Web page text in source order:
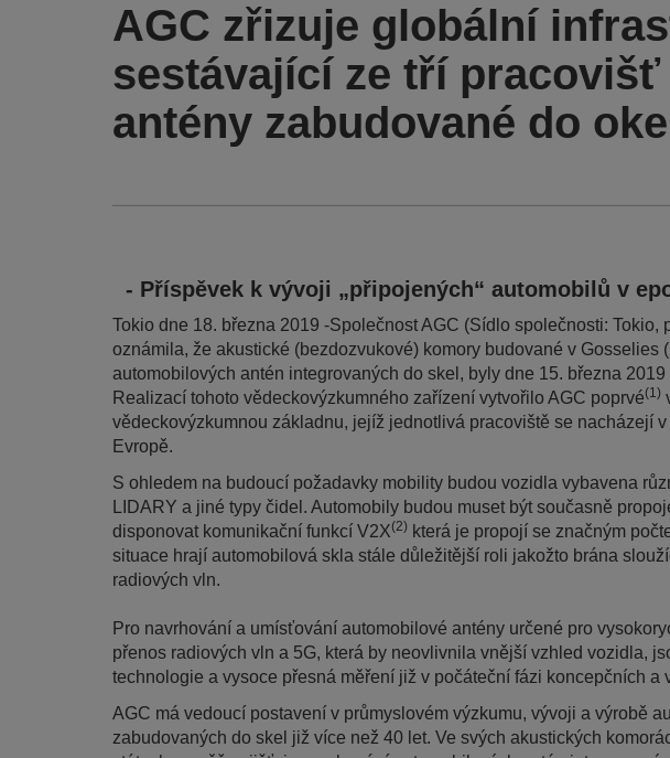
AGC zřizuje globální
sestávající ze tří
antény zabudované do
- Příspěvek k vývoji „připojených“ automobilů v
Tokio dne 18. března 2019 -Společnost AGC (Sídlo společnosti: Tokio,
oznámila, že akustické (bezdozvukové) komory budované v Gosselies
automobilových antén integrovaných do skel, byly dne 15. března
Realizací tohoto vědeckovýzkumného zařízení vytvořilo AGC poprvé(1)
vědeckovýzkumnou základnu, jejíž jednotlivá pracoviště se nacházejí
Evropě.
S ohledem na budoucí požadavky mobility budou vozidla vybavena
LIDARY a jiné typy čidel. Automobily budou muset být současně
disponovat komunikační funkcí V2X(2) která je propojí se značným
situace hrají automobilová skla stále důležitější roli jakožto brána
radiových vln.
Pro navrhování a umísťování automobilové antény určené pro
přenos radiových vln a 5G, která by neovlivnila vnější vzhled vozidla,
technologie a vysoce přesná měření již v počáteční fázi koncepčních a
AGC má vedoucí postavení v průmyslovém výzkumu, vývoji a výrobě
zabudovaných do skel již více než 40 let. Ve svých akustických